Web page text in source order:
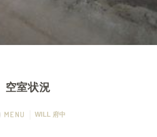
空室状況
MENU WILL 府中